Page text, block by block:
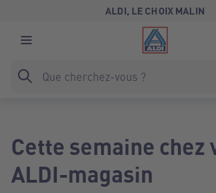
ALDI, LE CHOIX MALIN
Cette semaine chez
ALDI-magasin